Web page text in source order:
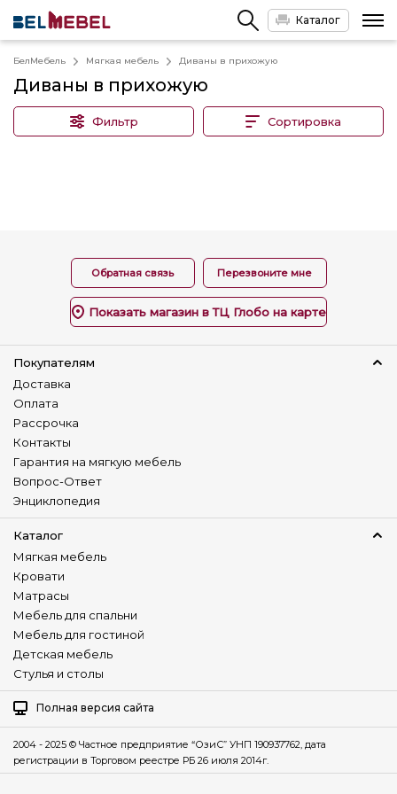
Каталог
БелМебель Мягкая мебель Диваны в прихожую
Диваны в прихожую
Фильтр Сортировка
Обратная связь Перезвоните мне
Показать магазин в ТЦ Глобо на карте
Покупателям
Доставка
Оплата
Рассрочка
Контакты
Гарантия на мягкую мебель
Вопрос-Ответ
Энциклопедия
Каталог
Мягкая мебель
Кровати
Матрасы
Мебель для спальни
Мебель для гостиной
Детская мебель
Стулья и столы
Полная версия сайта
2004 - 2025 © Частное предприятие “ОзиС” УНП 190937762, дата
регистрации в Торговом реестре РБ 26 июля 2014г.